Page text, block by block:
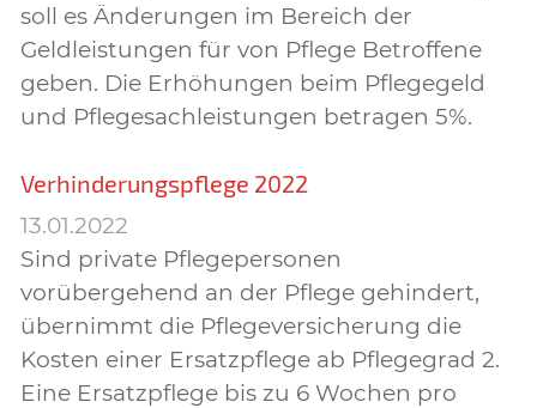
soll es Änderungen im Bereich der
Geldleistungen für von Pflege Betroffene
geben. Die Erhöhungen beim Pflegegeld
und Pflegesachleistungen betragen 5%.
Verhinderungspflege 2022
13.01.2022
Sind private Pflegepersonen
vorübergehend an der Pflege gehindert,
übernimmt die Pflegeversicherung die
Kosten einer Ersatzpflege ab Pflegegrad 2.
Eine Ersatzpflege bis zu 6 Wochen pro